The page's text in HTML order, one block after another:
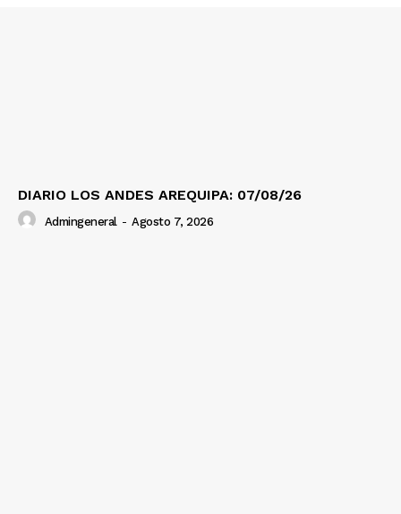
DIARIO LOS ANDES AREQUIPA: 07/08/26
Admingeneral - Agosto 7, 2026